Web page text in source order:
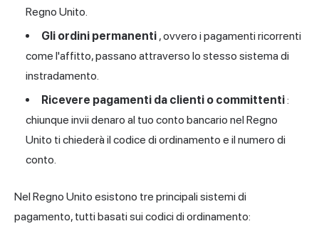
Regno Unito.
Gli ordini permanenti , ovvero i pagamenti ricorrenti
come l'affitto, passano attraverso lo stesso sistema di
instradamento.
Ricevere pagamenti da clienti o committenti:
chiunque invii denaro al tuo conto bancario nel Regno
Unito ti chiederà il codice di ordinamento e il numero di
conto.
Nel Regno Unito esistono tre principali sistemi di
pagamento, tutti basati sui codici di ordinamento: